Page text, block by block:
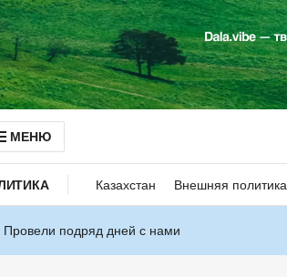
МЕНЮ
Казахстан Внешняя политика
Провели подряд дней с нами